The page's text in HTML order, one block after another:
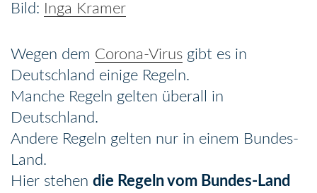
Inga Kramer
Wegen dem Corona-Virus gibt es in
Deutschland einige Regeln.
Manche Regeln gelten überall in
Deutschland.
Andere Regeln gelten nur in einem Bundes-
Land.
Hier stehen die Regeln vom Bundes-Land